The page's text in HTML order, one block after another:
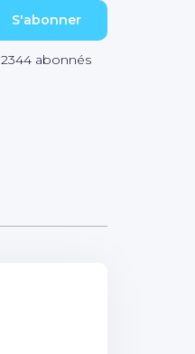
S'abonner
2344 abonnés